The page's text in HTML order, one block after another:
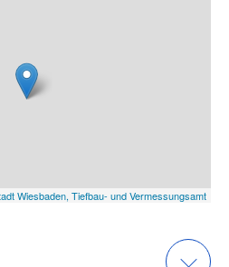
Wiesbaden, Tiefbau- und Vermessungsamt